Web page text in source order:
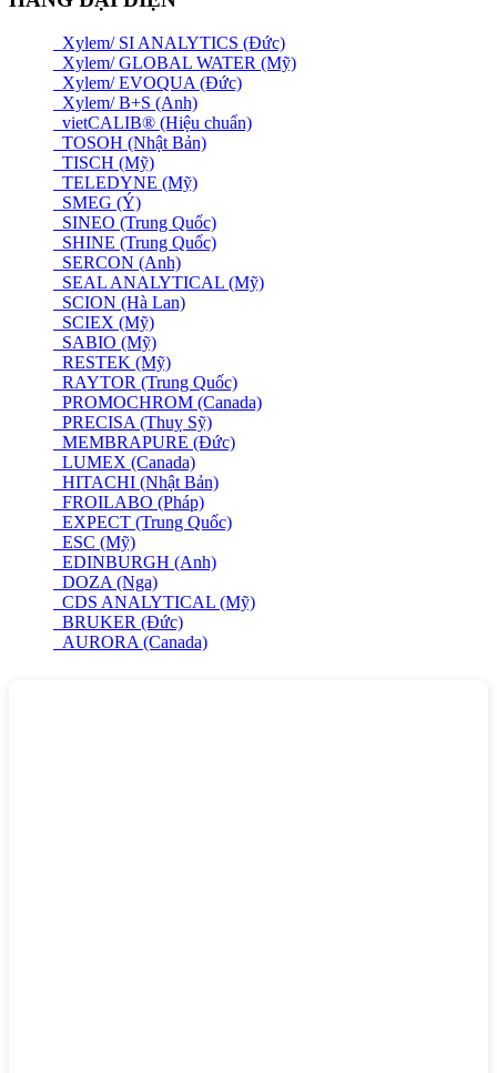
Xylem/ SI ANALYTICS (Đức)
Xylem/ GLOBAL WATER (Mỹ)
Xylem/ EVOQUA (Đức)
Xylem/ B+S (Anh)
vietCALIB® (Hiệu chuẩn)
TOSOH (Nhật Bản)
TISCH (Mỹ)
TELEDYNE (Mỹ)
SMEG (Ý)
SINEO (Trung Quốc)
SHINE (Trung Quốc)
SERCON (Anh)
SEAL ANALYTICAL (Mỹ)
SCION (Hà Lan)
SCIEX (Mỹ)
SABIO (Mỹ)
RESTEK (Mỹ)
RAYTOR (Trung Quốc)
PROMOCHROM (Canada)
PRECISA (Thuỵ Sỹ)
MEMBRAPURE (Đức)
LUMEX (Canada)
HITACHI (Nhật Bản)
FROILABO (Pháp)
EXPECT (Trung Quốc)
ESC (Mỹ)
EDINBURGH (Anh)
DOZA (Nga)
CDS ANALYTICAL (Mỹ)
BRUKER (Đức)
AURORA (Canada)